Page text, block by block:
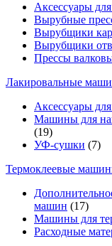
Аксессуары
Вырубные
Вырубщики
Вырубщики
Прессы
Лакировальные
Аксессуары
Машины для
(19)
УФ-сушки (7)
Термоклеевые
машин (17)
Машины для
Расходные